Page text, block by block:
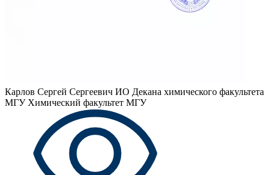
Карлов Сергей Сергеевич ИО Декана химического факультета
МГУ Химический факультет МГУ